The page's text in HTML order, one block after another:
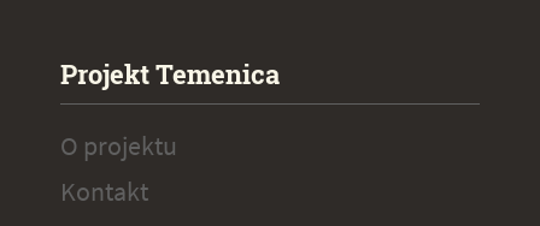
Projekt Temenica
O projektu
Kontakt